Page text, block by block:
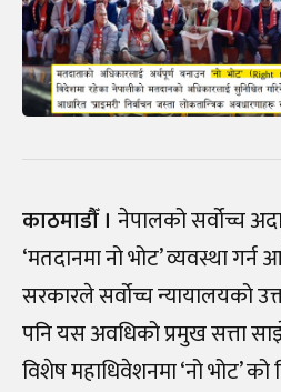
काठमाडौँ । नेपालको सर्वोच्च
‘मतदानमा नो भोट’ व्यवस्था
सरकारले सर्वोच्च न्यायालयको
पनि यस अवधिको प्रमुख सत्ता
विशेष महाधिवेशनमा ‘नो भोट’